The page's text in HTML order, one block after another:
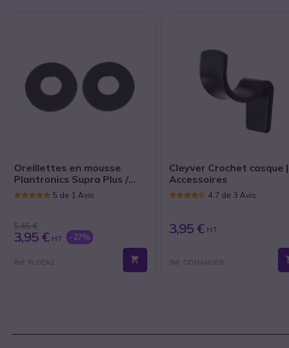
Oreillettes en mousse
Plantronics Supra Plus /
Entera / Blackwire C600
(Lot de 2)
5 de 1 Avis
5,45 €
3,95 € HT -27%
Ref: PLOEN2
Cleyver Crochet casque |
Accessoires
4.7 de 3 Avis
3,95 € HT
Ref: ODHANGER